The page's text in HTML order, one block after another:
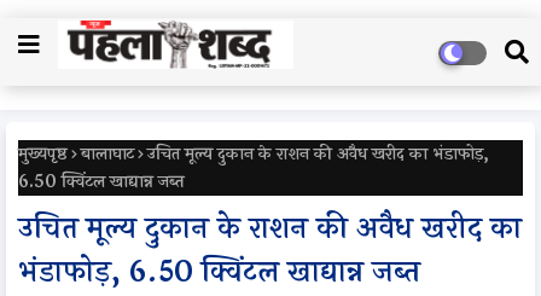
मुख्यपृष्ठ बालाघाट उचित मूल्य दुकान के राशन की अवैध खरीद का भंडाफोड़,
6.50 क्विंटल खाद्यान्न जब्त
उचित मूल्य दुकान के राशन की अवैध खरीद का
भंडाफोड़, 6.50 क्विंटल खाद्यान्न जब्त